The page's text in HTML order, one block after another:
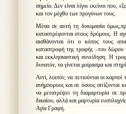
σημείο. Δεν είναι λίγοι εκείνοι που,
και τον μόχθο των προγόνων τους.
Μέσα σε αυτή τη δοκιμασία
καταστρέφονται στους δρόμους. Η
αισθάνονται ότι ο κόπος τους
καταστροφή της τροφής –του δώρου
και εκκλησιαστική συνείδηση. Η
δυνατόν, να γίνεται μοίρασμα και
Αντί, λοιπόν, να πετιούνται οι
ανήμπορους και σε όσους σιτίζονται
να μετατρέψει τη διαμαρτυρία σε
δικαίου, αλλά και μαρτυρία
Αγία Γραφή.